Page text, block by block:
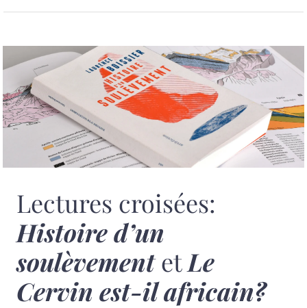
Lectures croisées:
Histoire d’un
soulèvementetLe
Cervin est-il africain?